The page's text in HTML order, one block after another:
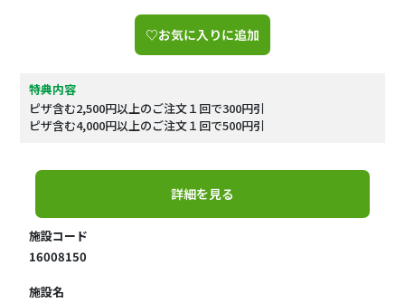
♡お気に入りに追加
特典内容
ピザ含む2,500円以上のご注文１回で300円引
ピザ含む4,000円以上のご注文１回で500円引
詳細を見る
施設コード
16008150
施設名